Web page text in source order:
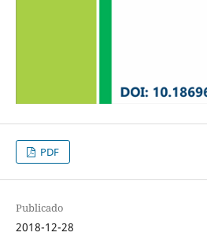
PDF
Publicado
2018-12-28